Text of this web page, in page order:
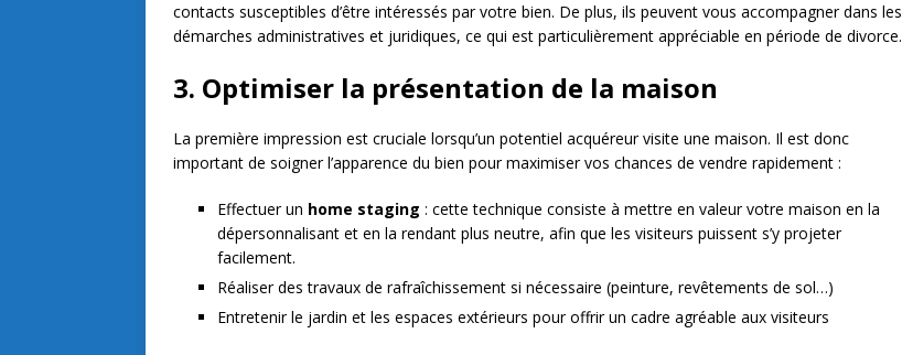
contacts susceptibles d’être intéressés par votre bien. De plus, ils peuvent vous accompagner dans les
démarches administratives et juridiques, ce qui est particulièrement appréciable en période de divorce.
3. Optimiser la présentation de la maison
La première impression est cruciale lorsqu’un potentiel acquéreur visite une maison. Il est donc
important de soigner l’apparence du bien pour maximiser vos chances de vendre rapidement :
Effectuer un home staging : cette technique consiste à mettre en valeur votre maison en la
dépersonnalisant et en la rendant plus neutre, afin que les visiteurs puissent s’y projeter
facilement.
Réaliser des travaux de rafraîchissement si nécessaire (peinture, revêtements de sol…)
Entretenir le jardin et les espaces extérieurs pour offrir un cadre agréable aux visiteurs